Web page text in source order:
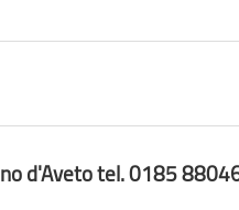
d'Aveto tel. 0185